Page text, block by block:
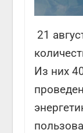
21
Из них